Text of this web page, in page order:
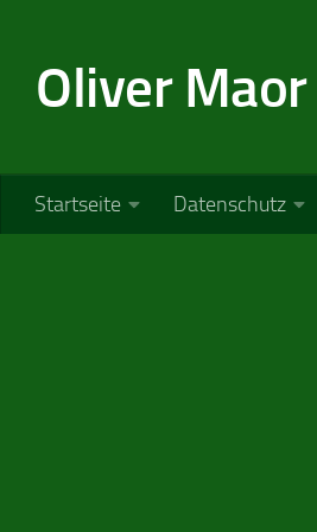
Oliver Maor
Startseite Datenschutz